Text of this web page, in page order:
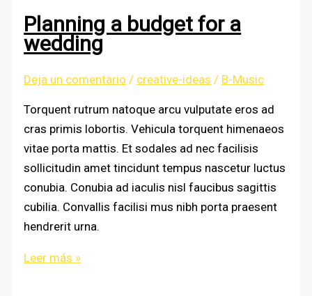
Planning a budget for a
wedding
Deja un comentario / creative-ideas / B-Music
Torquent rutrum natoque arcu vulputate eros ad
cras primis lobortis. Vehicula torquent himenaeos
vitae porta mattis. Et sodales ad nec facilisis
sollicitudin amet tincidunt tempus nascetur luctus
conubia. Conubia ad iaculis nisl faucibus sagittis
cubilia. Convallis facilisi mus nibh porta praesent
hendrerit urna.
Planning
Leer más »